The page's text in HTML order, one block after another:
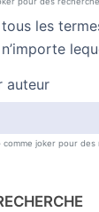
les
auteur
comme joker pour